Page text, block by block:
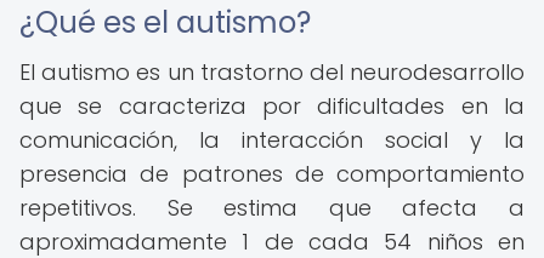
¿Qué es el autismo?
El autismo es un trastorno del neurodesarrollo
que se caracteriza por dificultades en la
comunicación, la interacción social y la
presencia de patrones de comportamiento
repetitivos. Se estima que afecta a
aproximadamente 1 de cada 54 niños en